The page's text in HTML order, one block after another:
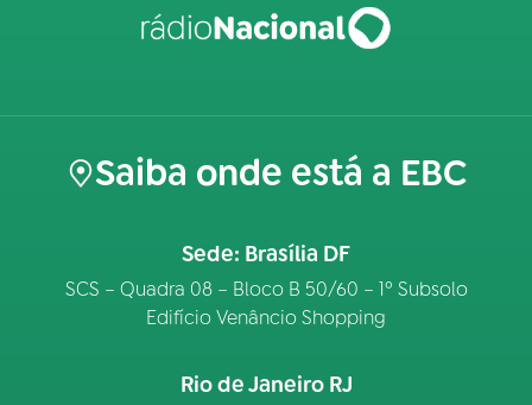
Saiba onde está a EBC
Sede: Brasília DF
SCS – Quadra 08 – Bloco B 50/60 – 1º Subsolo
Edifício Venâncio Shopping
Rio de Janeiro RJ